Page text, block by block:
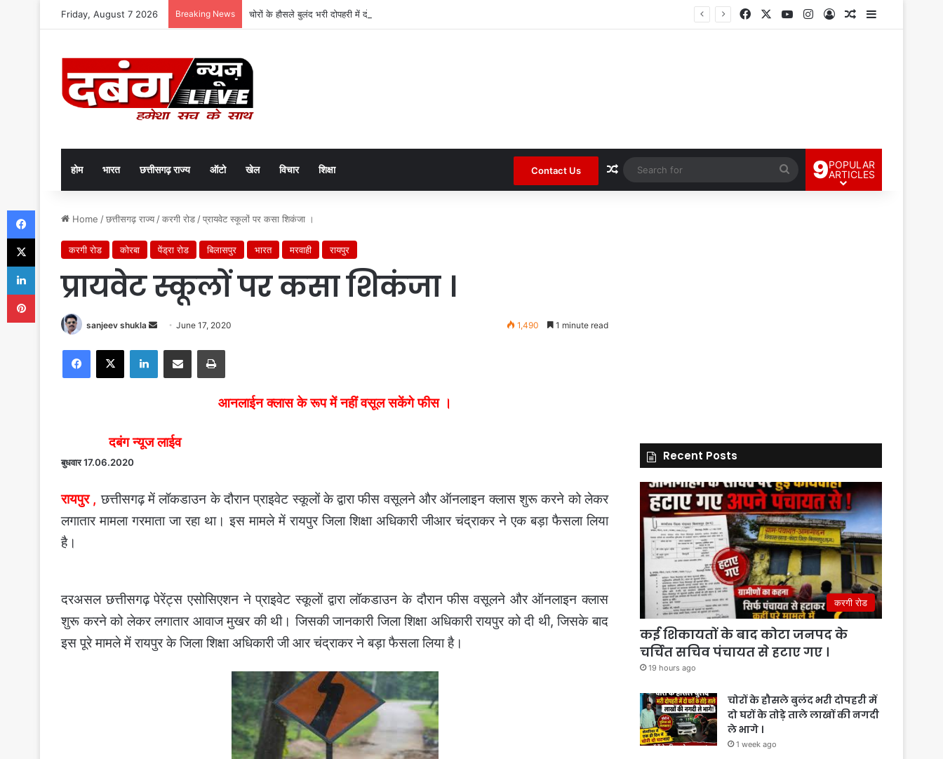
Friday, August 7 2026 Breaking News चोरों के हौसले बुलंद भरी दोपहरी में दो घरों के तोड़े ताले लाखों की नगदी ले भागे । FacebookYouTubeInstagram
Log InRandom Article
Sidebar
होम भारत छत्तीसगढ़ राज्य ऑटो खेल विचार शिक्षा Contact Us Random Article
Search
for
9POPULAR
ARTICLES
Home /छत्तीसगढ़ राज्य /करगी रोड /प्रायवेट स्कूलों पर कसा शिकंजा ।
करगी रोड कोरबा पेंड्रा रोड बिलासपुर भारत मरवाही रायपुर
प्रायवेट स्कूलों पर कसा शिकंजा ।
sanjeev shukla
Send
email
June 17, 2020 1,490 1 minute read
Facebook
X LinkedInShare via Email Print
आनलाईन क्लास के रूप में नहीं वसूल सकेंगे फीस ।
दबंग न्यूज लाईव
बुधवार 17.06.2020
रायपुर , छत्तीसगढ़ में लॉकडाउन के दौरान प्राइवेट स्कूलों के द्वारा फीस वसूलने और ऑनलाइन क्लास शुरू करने को लेकर
लगातार मामला गरमाता जा रहा था। इस मामले में रायपुर जिला शिक्षा अधिकारी जीआर चंद्राकर ने एक बड़ा फैसला लिया
है।
दरअसल छत्तीसगढ़ पेरेंट्स एसोसिएशन ने प्राइवेट स्कूलों द्वारा लॉकडाउन के दौरान फीस वसूलने और ऑनलाइन क्लास
शुरू करने को लेकर लगातार आवाज मुखर की थी। जिसकी जानकारी जिला शिक्षा अधिकारी रायपुर को दी थी, जिसके बाद
इस पूरे मामले में रायपुर के जिला शिक्षा अधिकारी जी आर चंद्राकर ने बड़ा फैसला लिया है।
Recent Posts
करगी रोड
कई शिकायतों के बाद कोटा जनपद के
चर्चित सचिव पंचायत से हटाए गए ।
19 hours ago
चोरों के हौसले बुलंद भरी दोपहरी में
दो घरों के तोड़े ताले लाखों की नगदी
ले भागे ।
1 week ago
Facebook
X
LinkedIn
Pinterest